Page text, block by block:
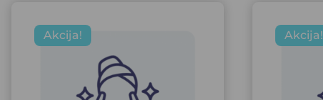
Akcija! Akcija!